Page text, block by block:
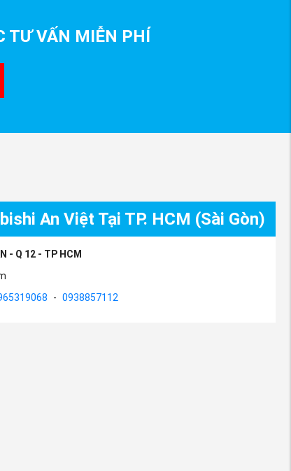
TƯ VẤN MIỄN PHÍ
An Việt Tại TP. HCM (Sài Gòn)
- Q 12 - TP HCM
- 0938857112